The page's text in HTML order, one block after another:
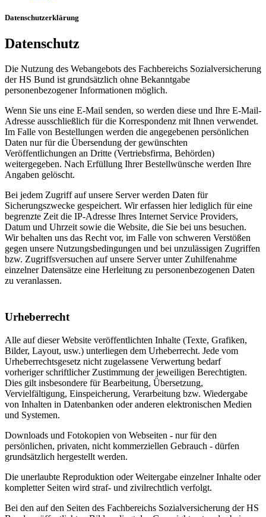
Datenschutzerklärung
Datenschutz
Die Nutzung des Webangebots des Fachbereichs Sozialversicherung
der HS Bund ist grundsätzlich ohne Bekanntgabe
personenbezogener Informationen möglich.
Wenn Sie uns eine E-Mail senden, so werden diese und Ihre E-Mail-
Adresse ausschließlich für die Korrespondenz mit Ihnen verwendet.
Im Falle von Bestellungen werden die angegebenen persönlichen
Daten nur für die Übersendung der gewünschten
Veröffentlichungen an Dritte (Vertriebsfirma, Behörden)
weitergegeben. Nach Erfüllung Ihrer Bestellwünsche werden Ihre
Angaben gelöscht.
Bei jedem Zugriff auf unsere Server werden Daten für
Sicherungszwecke gespeichert. Wir erfassen hier lediglich für eine
begrenzte Zeit die IP-Adresse Ihres Internet Service Providers,
Datum und Uhrzeit sowie die Website, die Sie bei uns besuchen.
Wir behalten uns das Recht vor, im Falle von schweren Verstößen
gegen unsere Nutzungsbedingungen und bei unzulässigen Zugriffen
bzw. Zugriffsversuchen auf unsere Server unter Zuhilfenahme
einzelner Datensätze eine Herleitung zu personenbezogenen Daten
zu veranlassen.
Urheberrecht
Alle auf dieser Website veröffentlichten Inhalte (Texte, Grafiken,
Bilder, Layout, usw.) unterliegen dem Urheberrecht. Jede vom
Urheberrechtsgesetz nicht zugelassene Verwertung bedarf
vorheriger schriftlicher Zustimmung der jeweiligen Berechtigten.
Dies gilt insbesondere für Bearbeitung, Übersetzung,
Vervielfältigung, Einspeicherung, Verarbeitung bzw. Wiedergabe
von Inhalten in Datenbanken oder anderen elektronischen Medien
und Systemen.
Downloads und Fotokopien von Webseiten - nur für den
persönlichen, privaten, nicht kommerziellen Gebrauch - dürfen
grundsätzlich hergestellt werden.
Die unerlaubte Reproduktion oder Weitergabe einzelner Inhalte oder
kompletter Seiten wird straf- und zivilrechtlich verfolgt.
Bei den auf den Seiten des Fachbereichs Sozialversicherung der HS